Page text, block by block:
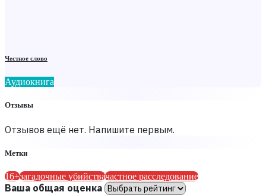
Честное слово
Аудиокнига
Отзывы
Отзывов ещё нет. Напишите первым.
Метки
16+загадочные убийствачастное расследование
Ваша общая оценка